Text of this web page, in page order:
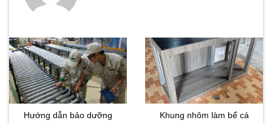
Hướng dẫn bảo dưỡng
Khung nhôm làm bể cá